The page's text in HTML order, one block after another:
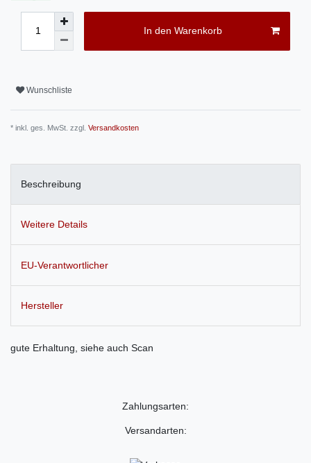
In den Warenkorb
Wunschliste
* inkl. ges. MwSt. zzgl. Versandkosten
Beschreibung
Weitere Details
EU-Verantwortlicher
Hersteller
gute Erhaltung, siehe auch Scan
Zahlungsarten:
Versandarten: